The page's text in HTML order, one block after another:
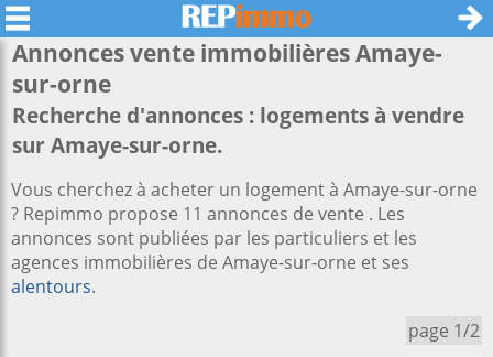
Annonces vente immobilièresAmaye-
sur-orne
Recherche d'annonces : logements à vendre
sur Amaye-sur-orne.
Vous cherchez à acheter un logement à Amaye-sur-orne
? Repimmo propose 11 annonces de vente . Les
annonces sont publiées par les particuliers et les
agences immobilières de Amaye-sur-orne et ses
alentours.
page 1/2